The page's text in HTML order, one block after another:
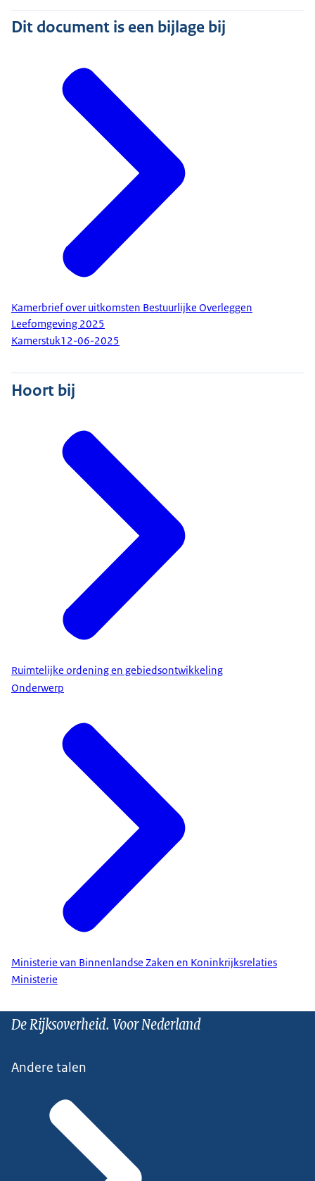
Dit document is een bijlage bij
Kamerbrief over uitkomsten Bestuurlijke Overleggen
Leefomgeving 2025
Kamerstuk12-06-2025
Hoort bij
Ruimtelijke ordening en gebiedsontwikkeling
Onderwerp
Ministerie van Binnenlandse Zaken en Koninkrijksrelaties
Ministerie
De Rijksoverheid. Voor Nederland
Andere talen